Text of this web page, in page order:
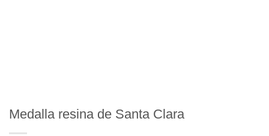
Medalla resina de Santa Clara